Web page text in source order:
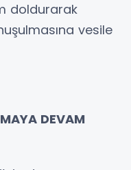
doldurarak
vesile
DEVAM